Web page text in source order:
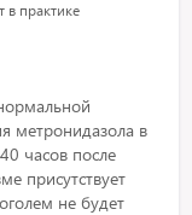
в практике
метронидазола в
часов после
присутствует
не будет